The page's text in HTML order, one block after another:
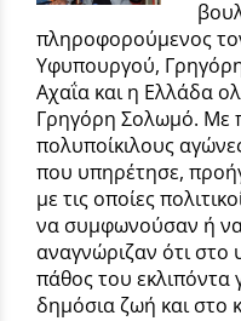
πληροφορούμενος
Υφυπουργού,
Αχαΐα και η Ελλάδα
Γρηγόρη Σολωμό. Με
πολυποίκιλους
που υπηρέτησε,
με τις οποίες
να συμφωνούσαν ή
αναγνώριζαν ότι
πάθος του εκλιπόντα
δημόσια ζωή και στο